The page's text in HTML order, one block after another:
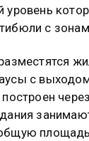
уровень
с
с
построен